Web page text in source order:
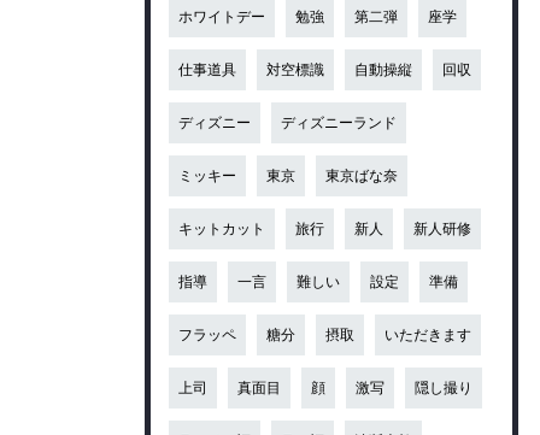
ホワイトデー 勉強 第二弾 座学
仕事道具 対空標識 自動操縦 回収
ディズニー ディズニーランド
ミッキー 東京 東京ばな奈
キットカット 旅行 新人 新人研修
指導 一言 難しい 設定 準備
フラッペ 糖分 摂取 いただきます
上司 真面目 顔 激写 隠し撮り